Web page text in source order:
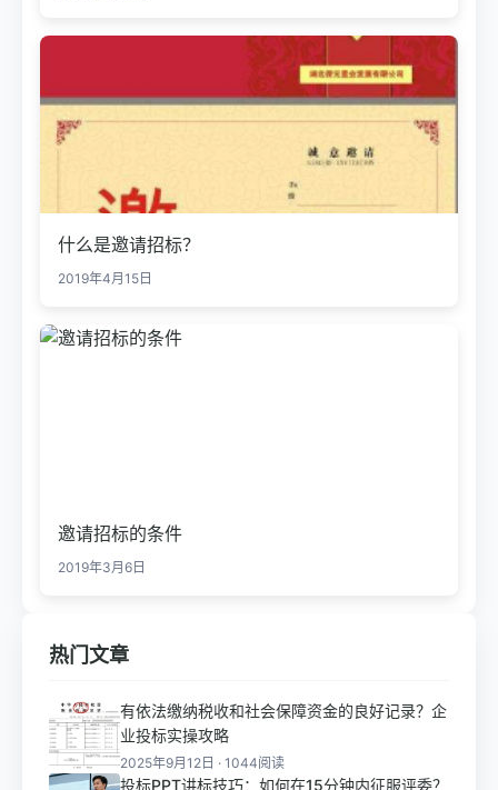
什么是邀请招标？
2019年4月15日
邀请招标的条件
2019年3月6日
热门文章
有依法缴纳税收和社会保障资金的良好记录？企
业投标实操攻略
2025年9月12日 · 1044阅读
投标PPT讲标技巧：如何在15分钟内征服评委？